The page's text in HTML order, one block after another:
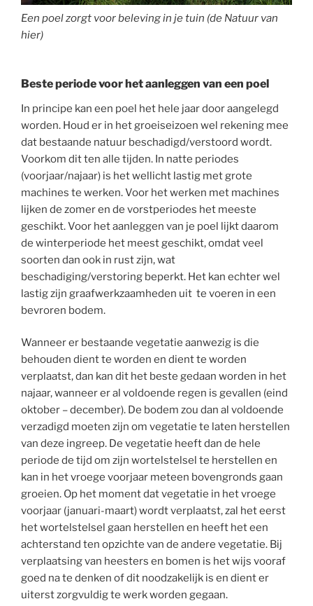
Een poel zorgt voor beleving in je tuin (de Natuur van
hier)
Beste periode voor het aanleggen van een poel
In principe kan een poel het hele jaar door aangelegd
worden. Houd er in het groeiseizoen wel rekening mee
dat bestaande natuur beschadigd/verstoord wordt.
Voorkom dit ten alle tijden. In natte periodes
(voorjaar/najaar) is het wellicht lastig met grote
machines te werken. Voor het werken met machines
lijken de zomer en de vorstperiodes het meeste
geschikt. Voor het aanleggen van je poel lijkt daarom
de winterperiode het meest geschikt, omdat veel
soorten dan ook in rust zijn, wat
beschadiging/verstoring beperkt. Het kan echter wel
lastig zijn graafwerkzaamheden uit te voeren in een
bevroren bodem.
Wanneer er bestaande vegetatie aanwezig is die
behouden dient te worden en dient te worden
verplaatst, dan kan dit het beste gedaan worden in het
najaar, wanneer er al voldoende regen is gevallen (eind
oktober – december). De bodem zou dan al voldoende
verzadigd moeten zijn om vegetatie te laten herstellen
van deze ingreep. De vegetatie heeft dan de hele
periode de tijd om zijn wortelstelsel te herstellen en
kan in het vroege voorjaar meteen bovengronds gaan
groeien. Op het moment dat vegetatie in het vroege
voorjaar (januari-maart) wordt verplaatst, zal het eerst
het wortelstelsel gaan herstellen en heeft het een
achterstand ten opzichte van de andere vegetatie. Bij
verplaatsing van heesters en bomen is het wijs vooraf
goed na te denken of dit noodzakelijk is en dient er
uiterst zorgvuldig te werk worden gegaan.